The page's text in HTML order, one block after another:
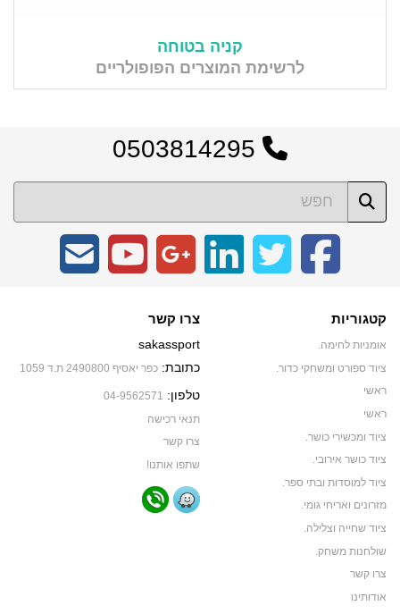
קניה בטוחה
לרשימת המוצרים הפופולריים
קטגוריות
אומניות לחימה.
ציוד ספורט ומשחקי כדור.
ראשי
ראשי
ציוד ומכשירי כושר.
ציוד כושר אירובי.
ציוד למוסדות ובתי ספר.
מזרונים ואריחי גומי.
ציוד שחייה וצלילה.
שולחנות משחק.
צרו קשר
אודותינו
צרו קשר
sakassport
כתובת: כפר יאסיף 2490800 ת.ד 1059
טלפון: 04-9562571
תנאי רכישה
צרו קשר
שתפו אותנו!